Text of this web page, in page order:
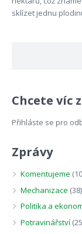
sklízet jednu
Chcete víc
Přihláste se pro
Zprávy
Komentujeme
Mechanizace (38)
Politika a
Potravinářství